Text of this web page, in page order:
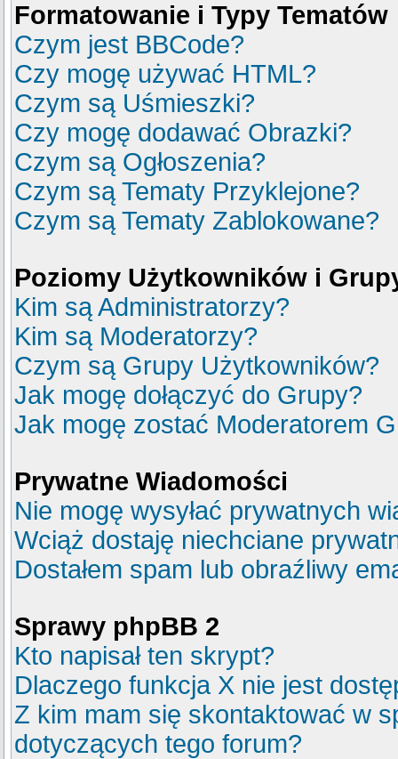
Formatowanie i Typy Tematów
Czym jest BBCode?
Czy mogę używać HTML?
Czym są Uśmieszki?
Czy mogę dodawać Obrazki?
Czym są Ogłoszenia?
Czym są Tematy Przyklejone?
Czym są Tematy Zablokowane?
Poziomy Użytkowników i
Kim są Administratorzy?
Kim są Moderatorzy?
Czym są Grupy Użytkowników?
Jak mogę dołączyć do Grupy?
Jak mogę zostać Moderatorem
Prywatne Wiadomości
Nie mogę wysyłać prywatnych
Wciąż dostaję niechciane
Dostałem spam lub obraźliwy
Sprawy phpBB 2
Kto napisał ten skrypt?
Dlaczego funkcja X nie jest
Z kim mam się skontaktować w
dotyczących tego forum?